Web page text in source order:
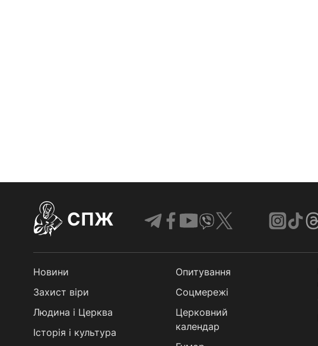
СПЖ
Новини
Захист віри
Людина і Церква
Історія і культура
Опитування
Соцмережі
Церковний
календар